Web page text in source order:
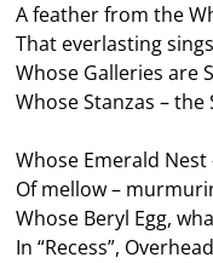
A feather from the
That everlasting
Whose Galleries are
Whose Stanzas – the
Whose Emerald Nest
Of mellow –
Whose Beryl Egg,
In “Recess”,